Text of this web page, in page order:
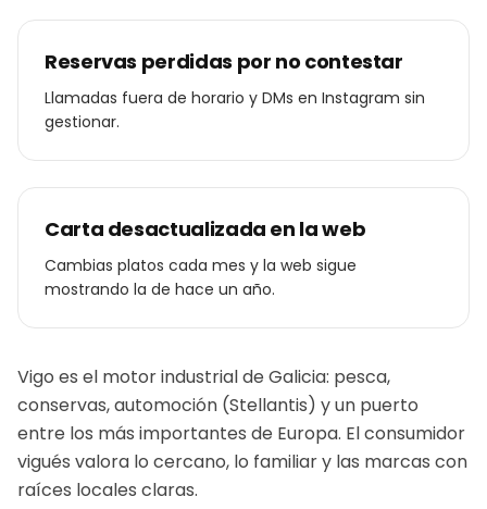
Reservas perdidas por no contestar
Llamadas fuera de horario y DMs en Instagram sin
gestionar.
Carta desactualizada en la web
Cambias platos cada mes y la web sigue
mostrando la de hace un año.
Vigo es el motor industrial de Galicia: pesca,
conservas, automoción (Stellantis) y un puerto
entre los más importantes de Europa. El consumidor
vigués valora lo cercano, lo familiar y las marcas con
raíces locales claras.